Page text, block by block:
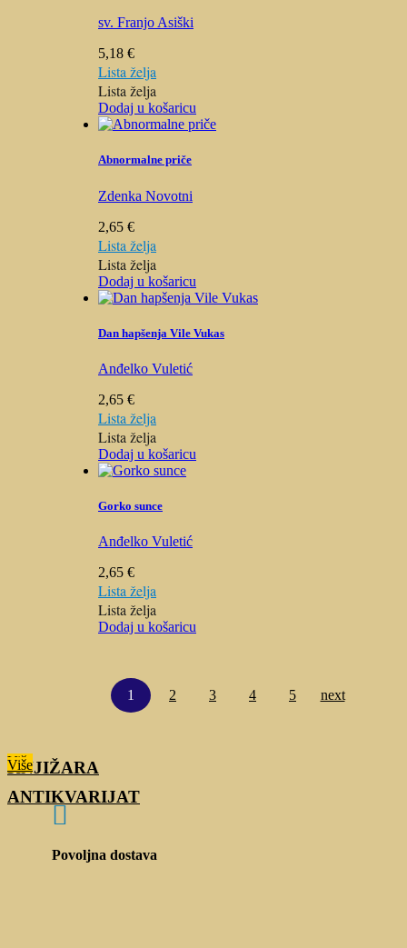
sv. Franjo Asiški
5,18 €
Lista želja
Lista želja
Dodaj u košaricu
Abnormalne priče
Zdenka Novotni
2,65 €
Lista želja
Lista želja
Dodaj u košaricu
Dan hapšenja Vile Vukas
Anđelko Vuletić
2,65 €
Lista želja
Lista želja
Dodaj u košaricu
Gorko sunce
Anđelko Vuletić
2,65 €
Lista želja
Lista želja
Dodaj u košaricu
1 2 3 4 5 next
KNJIŽARA
Više
ANTIKVARIJAT
Više

Povoljna dostava